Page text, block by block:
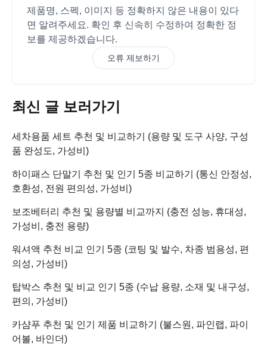
제품명, 스펙, 이미지 등 정확하지 않은 내용이 있다
면 알려주세요. 확인 후 신속히 수정하여 정확한 정
보를 제공하겠습니다.
오류 제보하기
최신 글 보러가기
세차용품 세트 추천 및 비교하기 (용량 및 도구 사양, 구성
품 완성도, 가성비)
하이패스 단말기 추천 및 인기 5종 비교하기 (통신 안정성,
호환성, 전원 편의성, 가성비)
보조베터리 추천 및 용량별 비교까지 (충전 성능, 휴대성,
가성비, 충전 용량)
워셔액 추천 비교 인기 5종 (코팅 및 발수, 차종 범용성, 편
의성, 가성비)
탑박스 추천 및 비교 인기 5종 (수납 용량, 소재 및 내구성,
편의, 가성비)
카샴푸 추천 및 인기 제품 비교하기 (불스원, 파인랩, 파이
어볼, 바인더)